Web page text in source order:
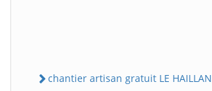
chantier artisan gratuit LE HAILLAN